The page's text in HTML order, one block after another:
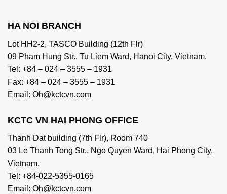
HA NOI BRANCH
Lot HH2-2, TASCO Building (12th Flr)
09 Pham Hung Str., Tu Liem Ward, Hanoi City, Vietnam.
Tel: +84 – 024 – 3555 – 1931
Fax: +84 – 024 – 3555 – 1931
Email: Oh@kctcvn.com
KCTC VN HAI PHONG OFFICE
Thanh Dat building (7th Flr), Room 740
03 Le Thanh Tong Str., Ngo Quyen Ward, Hai Phong City,
Vietnam.
Tel: +84-022-5355-0165
Email: Oh@kctcvn.com